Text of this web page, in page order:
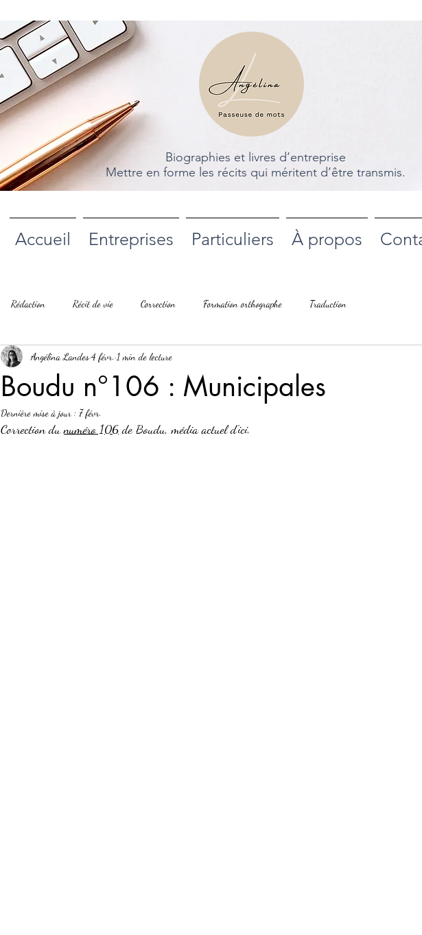
Biographies et livres d’entreprise
Mettre en forme les récits qui méritent d’être transmis.
Accueil Entreprises Particuliers À propos
Rédaction Récit de vie Correction Formation orthographe Traduction
Boudu n°106 : Municipales
Angélina Landes4 févr. 1 min de lecture
Dernière mise à jour : 7 févr.
Correction du numéro 106 de Boudu, média actuel d'ici.